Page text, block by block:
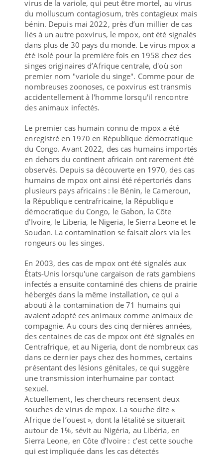
virus de la variole, qui peut être mortel, au virus
du molluscum contagiosum, très contagieux mais
bénin. Depuis mai 2022, près d’un millier de cas
liés à un autre poxvirus, le mpox, ont été signalés
dans plus de 30 pays du monde. Le virus mpox a
été isolé pour la première fois en 1958 chez des
singes originaires d’Afrique centrale, d'où son
premier nom "variole du singe". Comme pour de
nombreuses zoonoses, ce poxvirus est transmis
accidentellement à l'homme lorsqu'il rencontre
des animaux infectés.
Le premier cas humain connu de mpox a été
enregistré en 1970 en République démocratique
du Congo. Avant 2022, des cas humains importés
en dehors du continent africain ont rarement été
observés. Depuis sa découverte en 1970, des cas
humains de mpox ont ainsi été répertoriés dans
plusieurs pays africains : le Bénin, le Cameroun,
la République centrafricaine, la République
démocratique du Congo, le Gabon, la Côte
d'Ivoire, le Liberia, le Nigeria, le Sierra Leone et le
Soudan. La contamination se faisait alors via les
rongeurs ou les singes.
En 2003, des cas de mpox ont été signalés aux
États-Unis lorsqu'une cargaison de rats gambiens
infectés a ensuite contaminé des chiens de prairie
hébergés dans la même installation, ce qui a
abouti à la contamination de 71 humains qui
avaient adopté ces animaux comme animaux de
compagnie. Au cours des cinq dernières années,
des centaines de cas de mpox ont été signalés en
Centrafrique, et au Nigeria, dont de nombreux cas
dans ce dernier pays chez des hommes, certains
présentant des lésions génitales, ce qui suggère
une transmission interhumaine par contact
sexuel.
Actuellement, les chercheurs recensent deux
souches de virus de mpox. La souche dite «
Afrique de l’ouest », dont la létalité se situerait
autour de 1%, sévit au Nigéria, au Libéria, en
Sierra Leone, en Côte d’Ivoire : c’est cette souche
qui est impliquée dans les cas détectés